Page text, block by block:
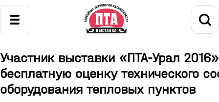
Участник выставки «ПТА-Урал
бесплатную оценку технического
оборудования тепловых пунктов